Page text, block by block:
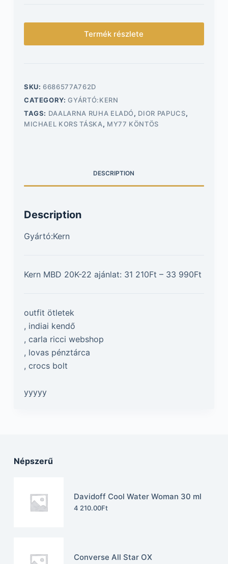
Termék részlete
SKU:6686577A762D
CATEGORY:GYÁRTÓ:KERN
TAGS: DAALARNA RUHA ELADÓ, DIOR PAPUCS,
MICHAEL KORS TÁSKA, MY77 KÖNTÖS
DESCRIPTION
Description
Gyártó:Kern
Kern MBD 20K-22 ajánlat: 31 210Ft – 33 990Ft
outfit ötletek
, indiai kendő
, carla ricci webshop
, lovas pénztárca
, crocs bolt
yyyyy
Népszerű
Davidoff Cool Water Woman 30 ml
4 210.00Ft
Converse All Star OX